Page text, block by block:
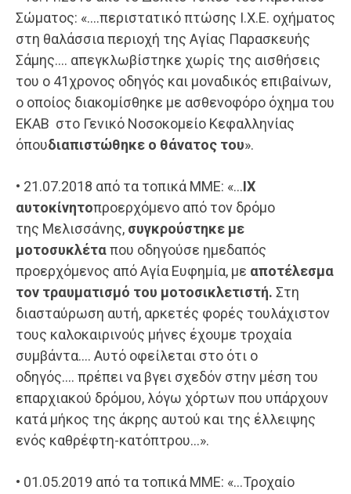
Σώματος: «….περιστατικό πτώσης Ι.Χ.Ε. οχήματος
στη θαλάσσια περιοχή της Αγίας Παρασκευής
Σάμης…. απεγκλωβίστηκε χωρίς της αισθήσεις
του ο 41χρονος οδηγός και μοναδικός επιβαίνων,
ο οποίος διακομίσθηκε με ασθενοφόρο όχημα του
ΕΚΑΒ στο Γενικό Νοσοκομείο Κεφαλληνίας
όπουδιαπιστώθηκε ο θάνατος του».
• 21.07.2018 από τα τοπικά ΜΜΕ: «…ΙΧ
αυτοκίνητοπροερχόμενο από τον δρόμο
της Μελισσάνης, συγκρούστηκε με
μοτοσυκλέταπου οδηγούσε ημεδαπός
προερχόμενος από Αγία Ευφημία, με αποτέλεσμα
τον τραυματισμό του μοτοσικλετιστή. Στη
διασταύρωση αυτή, αρκετές φορές τουλάχιστον
τους καλοκαιρινούς μήνες έχουμε τροχαία
συμβάντα…. Αυτό οφείλεται στο ότι ο
οδηγός…. πρέπει να βγει σχεδόν στην μέση του
επαρχιακού δρόμου, λόγω χόρτων που υπάρχουν
κατά μήκος της άκρης αυτού και της έλλειψης
ενός καθρέφτη-κατόπτρου…».
• 01.05.2019 από τα τοπικά ΜΜΕ: «…Τροχαίο